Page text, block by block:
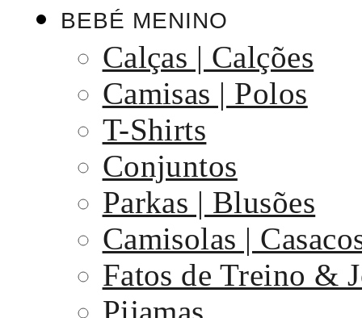
BEBÉ MENINO
Calças | Calções
Camisas | Polos
T-Shirts
Conjuntos
Parkas | Blusões
Camisolas |
Fatos de Treino &